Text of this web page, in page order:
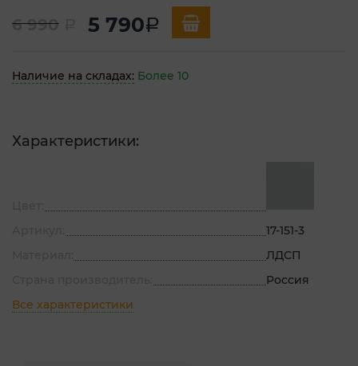
6 990 5 790a
Наличие на складах: Более 10
Характеристики:
17-151-3
ЛДСП
Россия
Все характеристики